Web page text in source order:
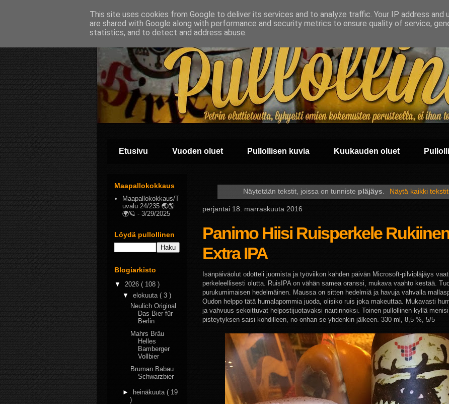
Etusivu Vuoden oluet Pullollisen kuvia Kuukauden oluet
Näytetään tekstit, joissa on tunniste pläjäys. Näytä kaikki tekstit
perjantai 18. marraskuuta 2016
Panimo Hiisi Ruisperkele
Extra IPA
Isänpäiväolut odotteli juomista ja työviikon kahden päivän Microsoft-pilvipläjäys vaati
perkeleellisesti olutta. RuisIPA on vähän samea oranssi, mukava vaahto kestää.
purukumimaisen hedelmäinen. Maussa on sitten hedelmiä ja havuja vahvalla
Oudon helppo tätä humalapommia juoda, olisiko ruis joka makeuttaa. Mukavasti
ja vahvuus sekoittuvat helpostijuotavaksi nautinnoksi. Toinen pullollinen kyllä
pisteytyksen saisi kohdilleen, no onhan se yhdenkin jälkeen. 330 ml, 8,5 %, 5/5
Maapallokokkaus
Maapallokokkaus/T
uvalu 24/235 🌏🌎
🌍🪐 - 3/29/2025
Löydä pullollinen
Blogiarkisto
▼ 2026 ( 108 )
▼ elokuuta ( 3 )
Neulich Original
Das Bier für
Berlin
Mahrs Bräu
Helles
Bamberger
Vollbier
Bruman Babau
Schwarzbier
► heinäkuuta ( 19
)
This site uses cookies from Google to deliver its services and to analyze traffic. Your IP address and
are shared with Google along with performance and security metrics to ensure quality of service,
statistics, and to detect and address abuse.